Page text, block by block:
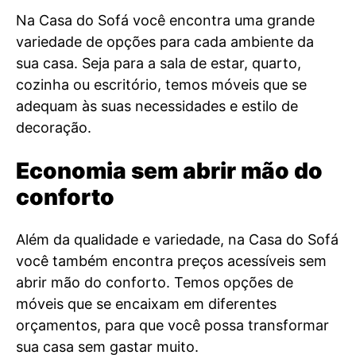
Na Casa do Sofá você encontra uma grande
variedade de opções para cada ambiente da
sua casa. Seja para a sala de estar, quarto,
cozinha ou escritório, temos móveis que se
adequam às suas necessidades e estilo de
decoração.
Economia sem abrir mão do
conforto
Além da qualidade e variedade, na Casa do Sofá
você também encontra preços acessíveis sem
abrir mão do conforto. Temos opções de
móveis que se encaixam em diferentes
orçamentos, para que você possa transformar
sua casa sem gastar muito.